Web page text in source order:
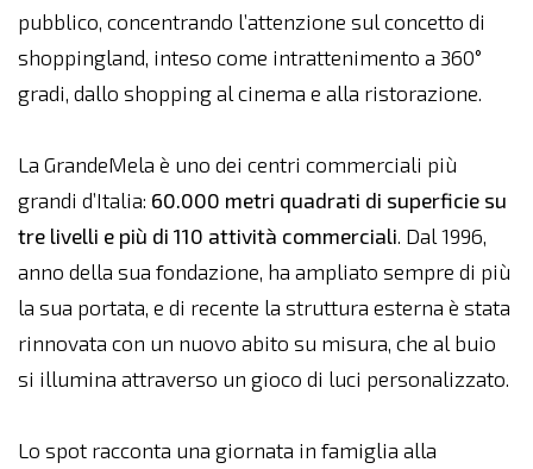
pubblico, concentrando l’attenzione sul concetto di
shoppingland, inteso come intrattenimento a 360°
gradi, dallo shopping al cinema e alla ristorazione.
La GrandeMela è uno dei centri commerciali più
grandi d’Italia: 60.000 metri quadrati di superficie su
tre livelli e più di 110 attività commerciali. Dal 1996,
anno della sua fondazione, ha ampliato sempre di più
la sua portata, e di recente la struttura esterna è stata
rinnovata con un nuovo abito su misura, che al buio
si illumina attraverso un gioco di luci personalizzato.
Lo spot racconta una giornata in famiglia alla